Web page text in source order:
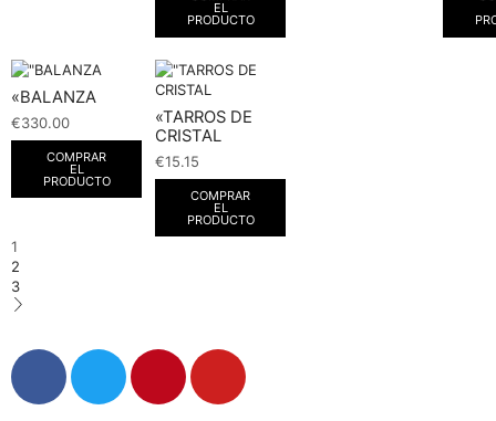
EL
PRODUCTO
«BALANZA
€330.00
COMPRAR
EL
PRODUCTO
«TARROS DE
CRISTAL
€15.15
COMPRAR
EL
PRODUCTO
1
2
3